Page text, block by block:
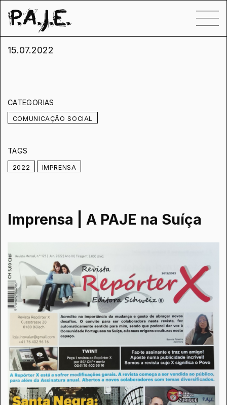
15.07.2022
CATEGORIAS
COMUNICAÇÃO SOCIAL
TAGS
2022 IMPRENSA
Imprensa | A PAJE na Suíça